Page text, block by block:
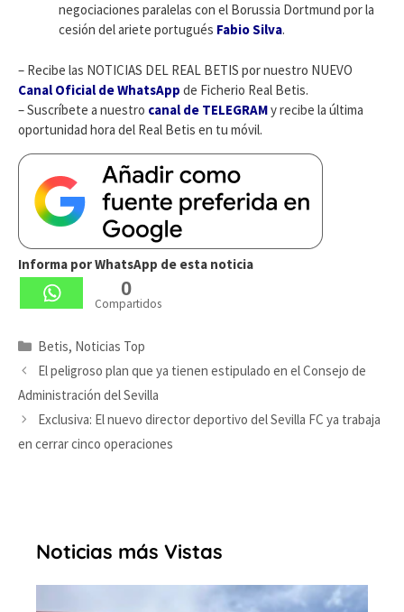
negociaciones paralelas con el Borussia Dortmund por la
cesión del ariete portugués Fabio Silva.
– Recibe las NOTICIAS DEL REAL BETIS por nuestro NUEVO
Canal Oficial de WhatsApp de Ficherio Real Betis.
– Suscríbete a nuestro canal de TELEGRAMy recibe la última
oportunidad hora del Real Betis en tu móvil.
Informa por WhatsApp de esta noticia
0
Compartidos
Categorías
Betis, Noticias Top
El peligroso plan que ya tienen estipulado en el Consejo de
Administración del Sevilla
Exclusiva: El nuevo director deportivo del Sevilla FC ya trabaja
en cerrar cinco operaciones
Noticias más Vistas